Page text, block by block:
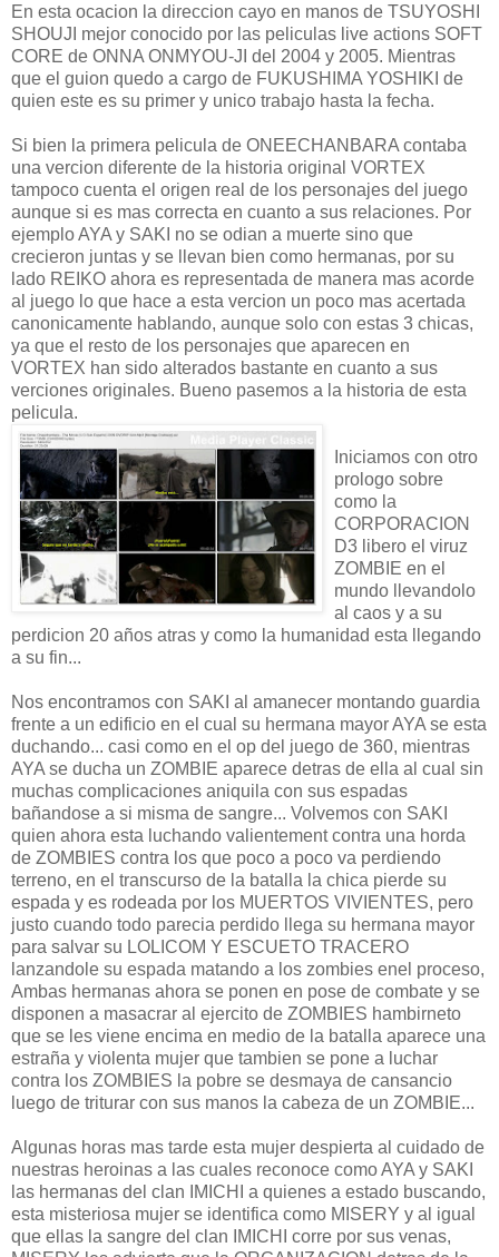
En esta ocacion la direccion cayo en manos de TSUYOSHI
SHOUJI mejor conocido por las peliculas live actions SOFT
CORE de ONNA ONMYOU-JI del 2004 y 2005. Mientras
que el guion quedo a cargo de FUKUSHIMA YOSHIKI de
quien este es su primer y unico trabajo hasta la fecha.
Si bien la primera pelicula de ONEECHANBARA contaba
una vercion diferente de la historia original VORTEX
tampoco cuenta el origen real de los personajes del juego
aunque si es mas correcta en cuanto a sus relaciones. Por
ejemplo AYA y SAKI no se odian a muerte sino que
crecieron juntas y se llevan bien como hermanas, por su
lado REIKO ahora es representada de manera mas acorde
al juego lo que hace a esta vercion un poco mas acertada
canonicamente hablando, aunque solo con estas 3 chicas,
ya que el resto de los personajes que aparecen en
VORTEX han sido alterados bastante en cuanto a sus
verciones originales. Bueno pasemos a la historia de esta
pelicula.
Iniciamos con otro
prologo sobre
como la
CORPORACION
D3 libero el viruz
ZOMBIE en el
mundo llevandolo
al caos y a su
perdicion 20 años atras y como la humanidad esta llegando
a su fin...
Nos encontramos con SAKI al amanecer montando guardia
frente a un edificio en el cual su hermana mayor AYA se esta
duchando... casi como en el op del juego de 360, mientras
AYA se ducha un ZOMBIE aparece detras de ella al cual sin
muchas complicaciones aniquila con sus espadas
bañandose a si misma de sangre... Volvemos con SAKI
quien ahora esta luchando valientement contra una horda
de ZOMBIES contra los que poco a poco va perdiendo
terreno, en el transcurso de la batalla la chica pierde su
espada y es rodeada por los MUERTOS VIVIENTES, pero
justo cuando todo parecia perdido llega su hermana mayor
para salvar su LOLICOM Y ESCUETO TRACERO
lanzandole su espada matando a los zombies enel proceso,
Ambas hermanas ahora se ponen en pose de combate y se
disponen a masacrar al ejercito de ZOMBIES hambirneto
que se les viene encima en medio de la batalla aparece una
estraña y violenta mujer que tambien se pone a luchar
contra los ZOMBIES la pobre se desmaya de cansancio
luego de triturar con sus manos la cabeza de un ZOMBIE...
Algunas horas mas tarde esta mujer despierta al cuidado de
nuestras heroinas a las cuales reconoce como AYA y SAKI
las hermanas del clan IMICHI a quienes a estado buscando,
esta misteriosa mujer se identifica como MISERY y al igual
que ellas la sangre del clan IMICHI corre por sus venas,